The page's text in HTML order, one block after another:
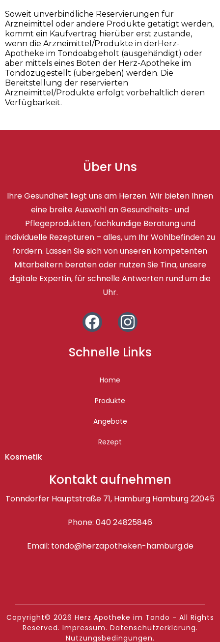
Soweit unverbindliche Reservierungen für
Arzneimittel oder andere Produkte getätigt werden,
kommt ein Kaufvertrag hierüber erst zustande,
wenn die Arzneimittel/Produkte in derHerz-
Apotheke im Tondoabgeholt (ausgehändigt) oder
aber mittels eines Boten der Herz-Apotheke im
Tondozugestellt (übergeben) werden. Die
Bereitstellung der reservierten
Arzneimittel/Produkte erfolgt vorbehaltlich deren
Verfügbarkeit.
Über Uns
Ihre Gesundheit liegt uns am Herzen. Wir bieten Ihnen
eine breite Auswahl an Gesundheits- und
Pflegeprodukten, fachkundige Beratung und
individuelle Rezepturen – alles, um Ihr Wohlbefinden zu
fördern. Lassen Sie sich von unseren kompetenten
Mitarbeitern beraten oder nutzen Sie Tina, unsere
digitale Expertin, für schnelle Antworten rund um die
Uhr.
Schnelle Links
Home
Produkte
Angebote
Rezept
Kosmetik
Kontakt aufnehmen
Tonndorfer Hauptstraße 71, Hamburg Hamburg 22045
Phone: 040 24825846
Email: tondo@herzapotheken-hamburg.de
Copyright© 2026 Herz Apotheke im Tondo - All Rights
Reserved. Impressum. Datenschutzerklärung.
Nutzungsbedingungen.